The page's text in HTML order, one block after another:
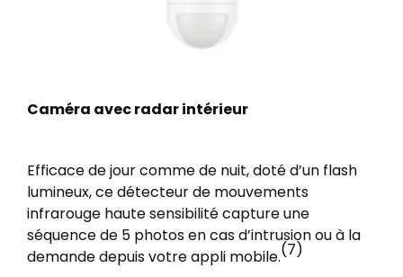
Caméra avec radar intérieur
Efficace de jour comme de nuit, doté d’un flash
lumineux, ce détecteur de mouvements
infrarouge haute sensibilité capture une
séquence de 5 photos en cas d’intrusion ou à la
demande depuis votre appli mobile.(7)